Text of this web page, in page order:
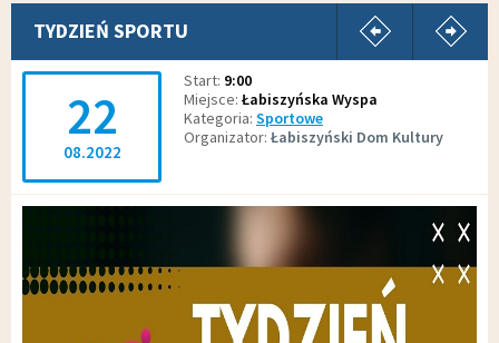
TYDZIEŃ SPORTU
pokaż
22
08.2022
Start 9:00
Miejsce Łabiszyńska Wyspa
Kategoria Sportowe
Organizator Łabiszyński Dom Kultury